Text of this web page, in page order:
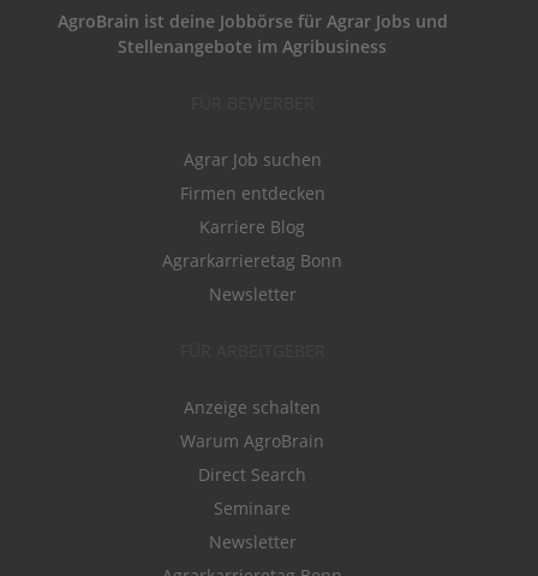
AgroBrain ist deine Jobbörse für Agrar Jobs und
Stellenangebote im Agribusiness
Agrar Job suchen
Firmen entdecken
Karriere Blog
Agrarkarrieretag Bonn
Newsletter
Anzeige schalten
Warum AgroBrain
Direct Search
Seminare
Newsletter